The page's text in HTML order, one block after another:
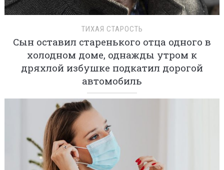
ТИХАЯ СТАРОСТЬ
Сын оставил старенького отца одного в
холодном доме, однажды утром к
дряхлой избушке подкатил дорогой
автомобиль